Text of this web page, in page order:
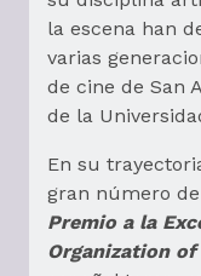
la escena han
varias
de cine de San
de la
En su
gran número
Premio a la
Organization